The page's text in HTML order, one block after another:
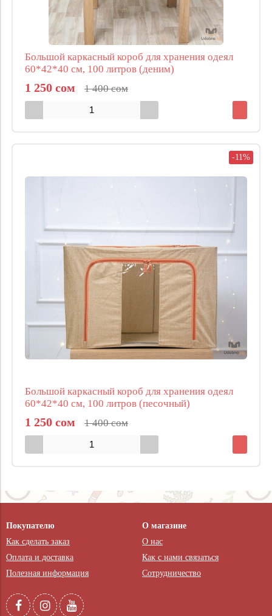
Большой каркасный короб для хранения одеял
60*42*40 см, 100 литров (деним)
1 250 сом 1 400 сом
-11%
Большой каркасный короб для хранения одеял
60*42*40 см, 100 литров (песочный)
1 250 сом 1 400 сом
Покупателю
Как сделать заказ
Оплата и доставка
Полезная информация
О магазине
О нас
Как с нами связаться
Сотрудничество